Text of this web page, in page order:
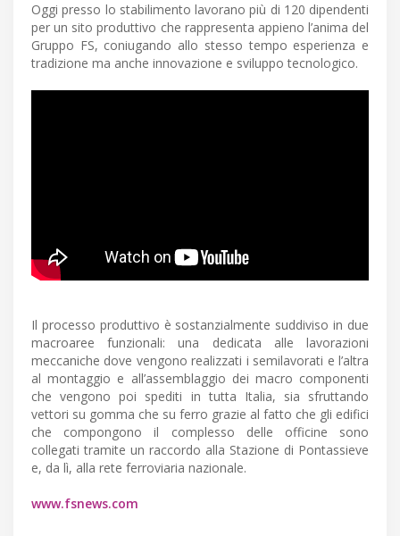
Oggi presso lo stabilimento lavorano più di 120 dipendenti
per un sito produttivo che rappresenta appieno l’anima del
Gruppo FS, coniugando allo stesso tempo esperienza e
tradizione ma anche innovazione e sviluppo tecnologico.
Il processo produttivo è sostanzialmente suddiviso in due
macroaree funzionali: una dedicata alle lavorazioni
meccaniche dove vengono realizzati i semilavorati e l’altra
al montaggio e all’assemblaggio dei macro componenti
che vengono poi spediti in tutta Italia, sia sfruttando
vettori su gomma che su ferro grazie al fatto che gli edifici
che compongono il complesso delle officine sono
collegati tramite un raccordo alla Stazione di Pontassieve
e, da lì, alla rete ferroviaria nazionale.
www.fsnews.com